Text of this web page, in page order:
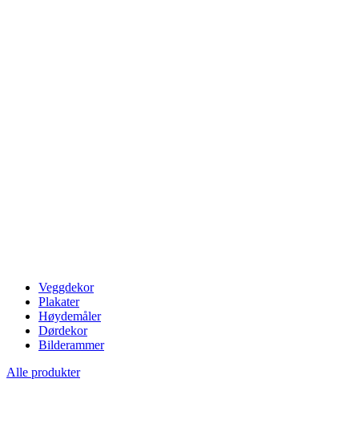
Veggdekor
Plakater
Høydemåler
Dørdekor
Bilderammer
Alle produkter